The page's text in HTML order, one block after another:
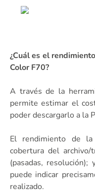
¿Cuál es el
Color F70?
A través de la
permite estimar el
poder descargarlo a la
El rendimiento de
cobertura del
(pasadas,
puede indicar
realizado.